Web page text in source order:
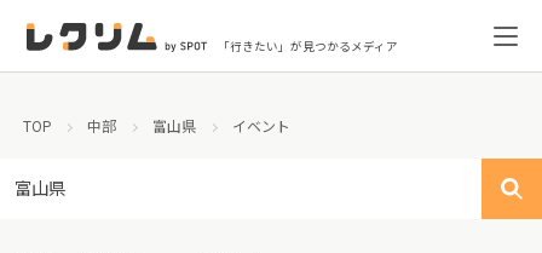
「行きたい」が見つかるメディア
TOP 中部 富山県 イベント
富山県